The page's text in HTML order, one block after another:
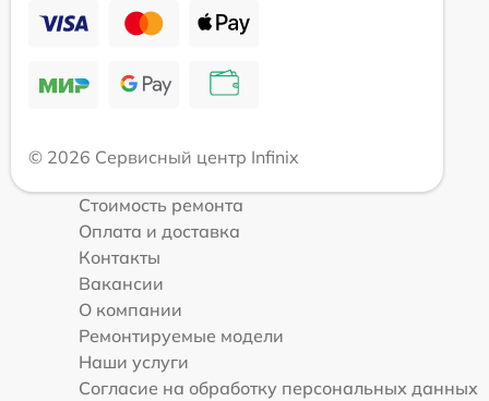
© 2026 Сервисный центр Infinix
Стоимость ремонта
Оплата и доставка
Контакты
Вакансии
О компании
Ремонтируемые модели
Наши услуги
Согласие на обработку персональных данных